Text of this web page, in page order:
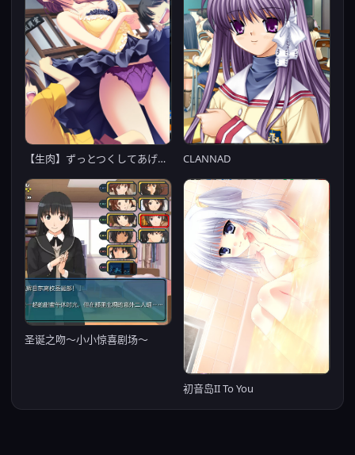
【生肉】ずっとつくしてあげるの！ CLANNAD
圣诞之吻～小小惊喜剧场～
初音岛II To You